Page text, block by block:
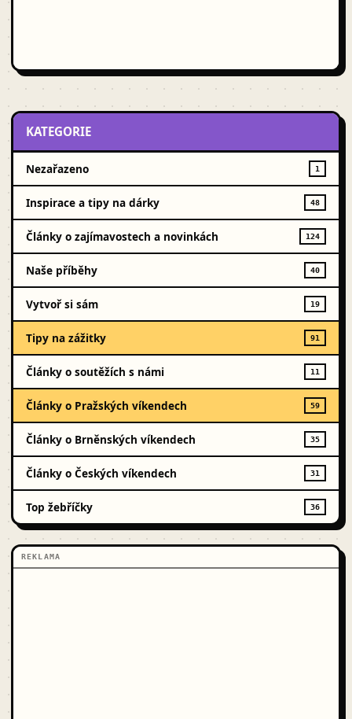
KATEGORIE
Nezařazeno 1
Inspirace a tipy na dárky 48
Články o zajímavostech a novinkách 124
Naše příběhy 40
Vytvoř si sám 19
Tipy na zážitky 91
Články o soutěžích s námi 11
Články o Pražských víkendech 59
Články o Brněnských víkendech 35
Články o Českých víkendech 31
Top žebříčky 36
REKLAMA